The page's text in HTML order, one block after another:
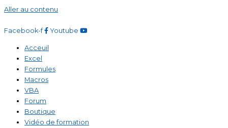
Aller au contenu
Facebook-f Youtube
Acceuil
Excel
Formules
Macros
VBA
Forum
Boutique
Vidéo de formation